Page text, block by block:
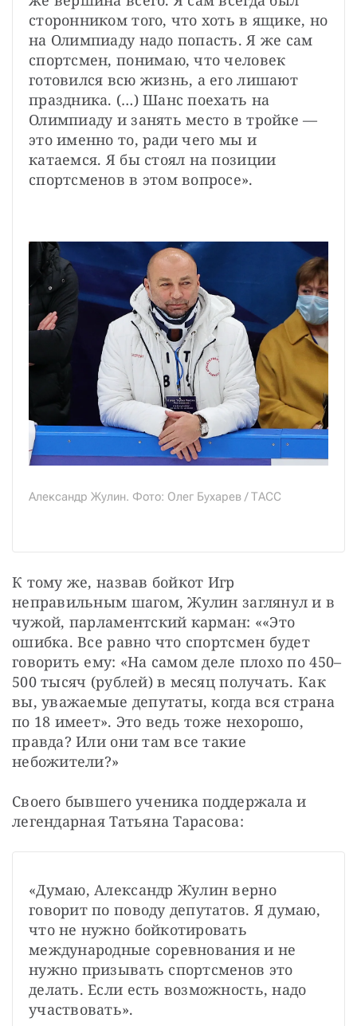
сторонником того, что хоть в ящике, но
на Олимпиаду надо попасть. Я же сам
спортсмен, понимаю, что человек
готовился всю жизнь, а его лишают
праздника. (…) Шанс поехать на
Олимпиаду и занять место в тройке —
это именно то, ради чего мы и
катаемся. Я бы стоял на позиции
спортсменов в этом вопросе».
Александр Жулин. Фото: Олег Бухарев / ТАСС
К тому же, назвав бойкот Игр
неправильным шагом, Жулин заглянул и в
чужой, парламентский карман: ««Это
ошибка. Все равно что спортсмен будет
говорить ему: «На самом деле плохо по 450–
500 тысяч (рублей) в месяц получать. Как
вы, уважаемые депутаты, когда вся страна
по 18 имеет». Это ведь тоже нехорошо,
правда? Или они там все такие
небожители?»
Своего бывшего ученика поддержала и
легендарная Татьяна Тарасова:
«Думаю, Александр Жулин верно
говорит по поводу депутатов. Я думаю,
что не нужно бойкотировать
международные соревнования и не
нужно призывать спортсменов это
делать. Если есть возможность, надо
участвовать».